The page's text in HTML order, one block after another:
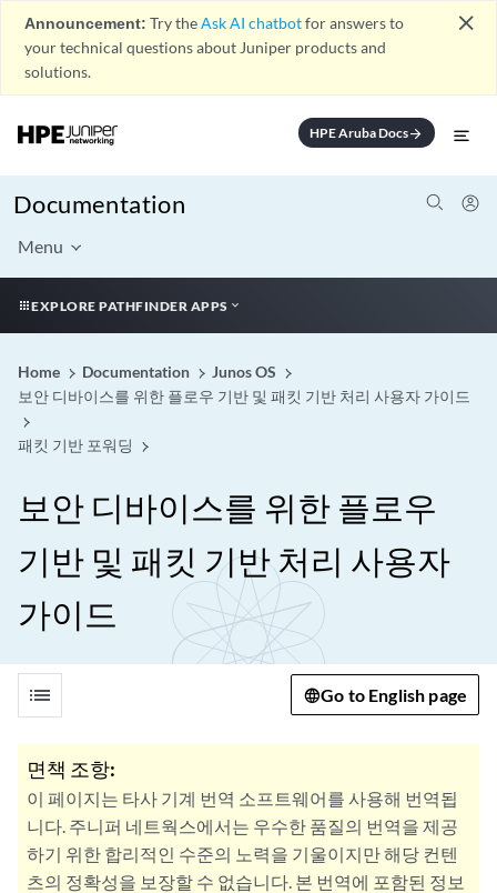
Announcement: Try theAsk AI chatbotfor answers to
your technical questions about Juniper products and
solutions.
close
HPE Aruba Docsarrow_forward
Documentation
Menu
EXPLORE PATHFINDER APPS
Home Documentation
Junos OS
보안 디바이스를 위한 플로우 기반 및 패킷 기반 처리 사용자 가이드
패킷 기반 포워딩
보안 디바이스를 위한 플로우
기반 및 패킷 기반 처리 사용자
가이드
list Go to English page
면책 조항:
이 페이지는 타사 기계 번역 소프트웨어를 사용해 번역됩
니다. 주니퍼 네트웍스에서는 우수한 품질의 번역을 제공
하기 위한 합리적인 수준의 노력을 기울이지만 해당 컨텐
츠의 정확성을 보장할 수 없습니다. 본 번역에 포함된 정보